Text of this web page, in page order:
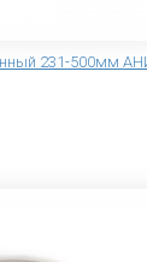
231-500мм